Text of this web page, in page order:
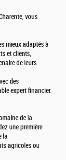
vous
mieux adaptés à
et clients,
de leurs
des
expert financier.
de la
une première
la
agricoles ou